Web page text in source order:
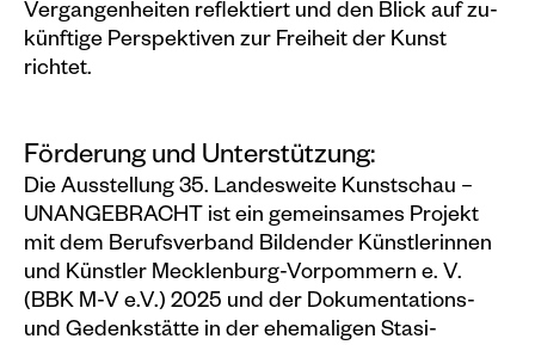
Vergangenheiten reflektiert und den Blick auf zu­
künftige Perspektiven zur Freiheit der Kunst
richtet.
Förderung und Unterstützung:
Die Ausstellung 35. Landesweite Kunstschau –
UNANGEBRACHT ist ein gemeinsames Projekt
mit dem Berufsverband Bildender Künstlerinnen
und Künstler Mecklenburg-Vorpommern e. V.
(BBK M-V e.V.) 2025 und der Dokumentations-
und Gedenkstätte in der ehemaligen Stasi-